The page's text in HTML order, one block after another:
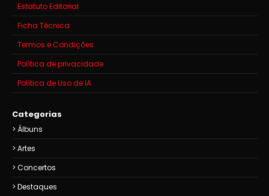
Estatuto Editorial
Ficha Técnica
Termos e Condições
Política de privacidade
Política de Uso de IA
Categorias
Álbuns
Artes
Concertos
Destaques